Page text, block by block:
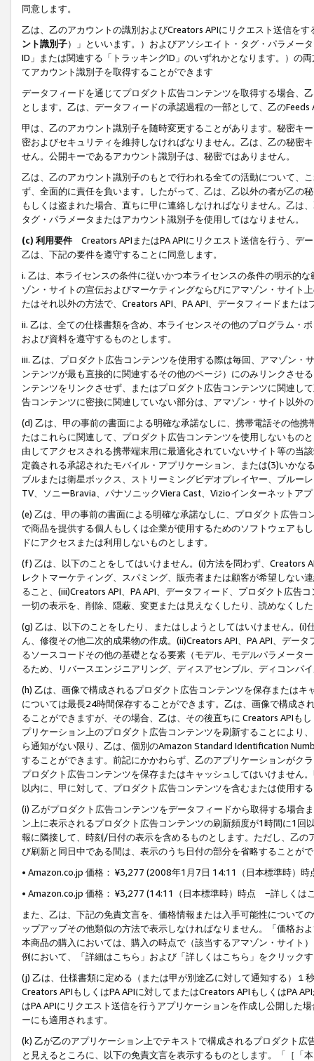
同意します。
乙は、乙のアカウントの識別およびCreators APIにリクエスト送信を
ント識別子）」といいます。）およびアソシエイト・タグ・パラメー
ID」または関連する「トラッキングID」のいずれかとなります。）の
てアカウント識別子を取得することができます
データフィードを通じてプロダクト広告コンテンツを取得する場合、
とします。乙は、データフィードの承認過程の一部として、乙の
甲は、乙のアカウント識別子を随時変更することがあります。秘密キ
密およびセキュリティを維持しなければなりません。乙は、乙の秘密
せん。公開キーであるアカウント識別子は、秘密ではありません。
乙は、乙のアカウント識別子のもとで行われる全ての活動について、
ず、全面的に責任を負います。したがって、乙は、乙以外の者が乙の
もしくは盗まれた場合、直ちに甲に連絡しなければなりません。乙は
タグ・パラメータまたはアカウント識別子を使用してはなりません。
(c) 利用要件 Creators APIまたはPA APIにリクエスト送信を行う、デ
乙は、下記の要件を遵守することに同意します。
i. 乙は、本ライセンスの条件に従いかつ本ライセンスの条件の明示的
ゾン・サイトの宣伝およびマーケティングならびにアマゾン・サイト
たはそれ以外の方法で、Creators API、PA API、データフィードまた
ii. 乙は、全ての仕様書類を含め、本ライセンスその他のプログラム・
および資料を遵守するものとします。
iii. 乙は、プロダクト広告コンテンツを使用する際は毎回、アマゾン
ンテンツが最も直接的に関連するその他のページ）にのみリンクさせ
ンテンツをリンクさせず、またはプロダクト広告コンテンツに関連し
告コンテンツに密接に関連していない部分は、アマゾン・サイト以外
(d) 乙は、甲の事前の書面による明確な承諾なしに、携帯電話その他
たはこれらに関連して、プロダクト広告コンテンツを使用しないもの
由してアクセスされる携帯端末用に最適化されていないサイト等の当
定義される承認されたモバイル・アプリケーション、または(3)いか
ブルまたは衛星ボックス、ストリーミングビデオプレイヤー、ブルー
TV、ソニーBravia、パナソニックViera Cast、Vizioインターネットア
(e) 乙は、甲の事前の書面による明確な承諾なしに、プロダクト広告
で商品を提供する個人もしくは企業が使用するためのソフトウェアも
ドにアクセスまたは利用しないものとします。
(f) 乙は、以下のことをしてはいけません。(i)方法を問わず、Creators
レクトマーケティング、スパミング、販売者または顧客が希望しない
ること、(iii)Creators API、PA API、データフィード、プロダクト広告
一切の表示を、削除、隠蔽、変更または見えなくしたり、読めなくし
(g) 乙は、以下のことをしたり、またはしようとしてはいけません。
ん、修復その他二次的成果物の作成。(ii)Creators API、PA API、デー
るソースコードその他の基礎となる要素（モデル、モデルパラメータ
るため、リバースエンジニアリング、ディスアセンブル、ディコンパ
(h) 乙は、画像で構成されるプロダクト広告コンテンツを保存または
については最長24時間保存することができます。乙は、画像で構成
ることができますが、その場合、乙は、その後直ちに Creators APIも
プリケーション上のプロダクト広告コンテンツを刷新することにより
ら通知がない限り、乙は、個別のAmazon Standard Identification
することができます。前記にかかわらず、乙のアプリケーションがク
プロダクト広告コンテンツを保存またはキャッシュしてはいけません
以内に、甲に対して、プロダクト広告コンテンツを含むまたは使用す
(i) 乙がプロダクト広告コンテンツをデータフィードから取得する場合
ン上に表示されるプロダクト広告コンテンツの刷新頻度が1時間に1
報に隣接して、時刻/日付の表示を含めるものとします。ただし、乙
び刷新と同日中である間は、表示のうち日付の部分を省略することが
• Amazon.co.jp 価格： ¥3,277 (2008年1月7日 14:11（日本標準時）
• Amazon.co.jp 価格： ¥3,277 (14:11（日本標準時）時点 −詳しくは
また、乙は、下記の免責文言を、価格情報または入手可能性について
ップアップその他類似の方法で表示しなければなりません。「価格
本商品の購入においては、購入の時点で（該当するアマゾン・サイト
例において、「詳細はこちら」および「詳しくはこちら」をクリック
(j) 乙は、仕様書類に定める（または甲が別途乙に対して通知する）
Creators APIもしくはPA APIに対してまたはCreators APIもしくはPA
はPA APIにリクエスト送信を行うアプリケーションを作成し公開した
ーにも適用されます。
(k) 乙が乙のアプリケーション上でテキストで構成されるプロダクト
と見えるところに、以下の免責文言を表示するものとします。「［「